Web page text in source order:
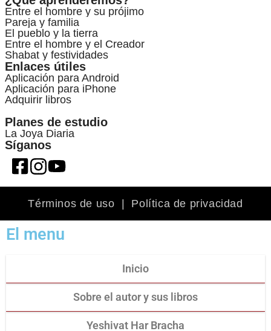
Entre el hombre y su prójimo
Pareja y familia
El pueblo y la tierra
Entre el hombre y el Creador
Shabat y festividades
Enlaces útiles
Aplicación para Android
Aplicación para iPhone
Adquirir libros
Planes de estudio
La Joya Diaria
Síganos
Términos de uso Política de privacidad
El menu
Inicio
Sobre el autor y sus libros
Yeshivat Har Bracha